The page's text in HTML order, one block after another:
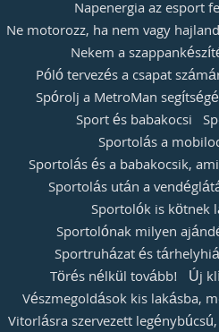
Napenergia az esport
Ne motorozz, ha nem vagy
Nekem a
Póló tervezés a csapat
Spórolj a MetroMan
Sport és babakocsi
Sportolás a
Sportolás és a babakocsik,
Sportolás után a
Sportolók is kötnek
Sportolónak milyen
Sportruházat és
Törés nélkül tovább! Új
Vészmegoldások kis lakásba,
Vitorlásra szervezett